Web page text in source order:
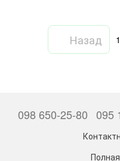
Назад 1
098 650-25-80 095